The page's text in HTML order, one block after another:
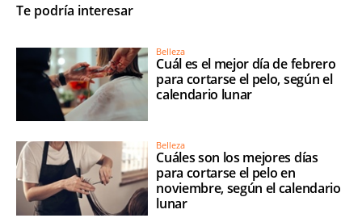
Te podría interesar
Belleza
Cuál es el mejor día de febrero
para cortarse el pelo, según el
calendario lunar
Belleza
Cuáles son los mejores días
para cortarse el pelo en
noviembre, según el calendario
lunar